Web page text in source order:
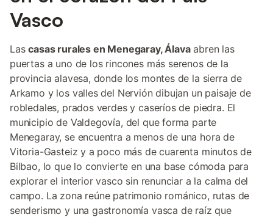
Vasco
Lascasas rurales en Menegaray, Álavaabren las
puertas a uno de los rincones más serenos de la
provincia alavesa, donde los montes de la sierra de
Arkamo y los valles del Nervión dibujan un paisaje de
robledales, prados verdes y caseríos de piedra. El
municipio de Valdegovía, del que forma parte
Menegaray, se encuentra a menos de una hora de
Vitoria-Gasteiz y a poco más de cuarenta minutos de
Bilbao, lo que lo convierte en una base cómoda para
explorar el interior vasco sin renunciar a la calma del
campo. La zona reúne patrimonio románico, rutas de
senderismo y una gastronomía vasca de raíz que